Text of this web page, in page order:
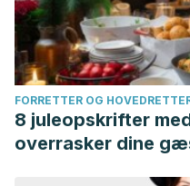
FORRETTER OG
8 juleopskrifter
overrasker dine